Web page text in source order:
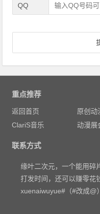
QQ
重点推荐
返回首页 原创动
ClariS音乐
动漫展
联系方式
缘叶二次元，一个能用碎
打发时间，还可以赚零花
xuenaiwuyue#（#改成@